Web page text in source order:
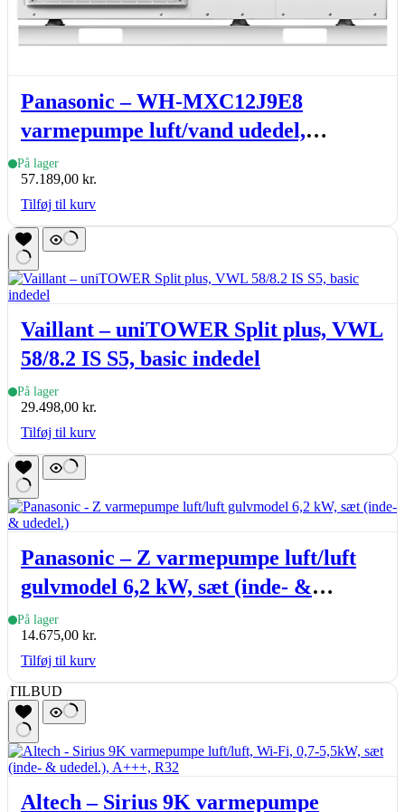
Panasonic – WH-MXC12J9E8
varmepumpe luft/vand udedel,
Aquarea T-CAP monoblock, J-gen, 12
kW
På lager
57.189,00 kr.
Tilføj til kurv
Vaillant – uniTOWER Split plus, VWL
58/8.2 IS S5, basic indedel
På lager
29.498,00 kr.
Tilføj til kurv
Panasonic – Z varmepumpe luft/luft
gulvmodel 6,2 kW, sæt (inde- &
udedel.)
På lager
14.675,00 kr.
Tilføj til kurv
TILBUD
Altech – Sirius 9K varmepumpe